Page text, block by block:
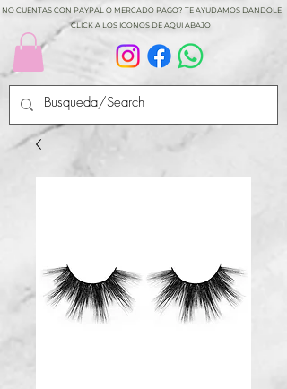
NO CUENTAS CON PAYPAL O MERCADO PAGO? TE AYUDAMOS DANDOLE
CLICK A LOS ICONOS DE AQUI ABAJO